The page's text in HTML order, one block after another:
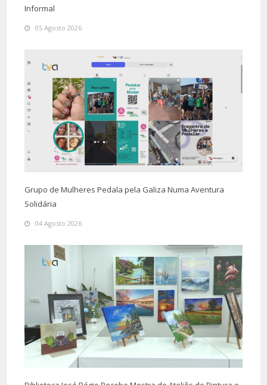
Informal
05 Agosto 2026
Grupo de Mulheres Pedala pela Galiza Numa Aventura
Solidária
04 Agosto 2026